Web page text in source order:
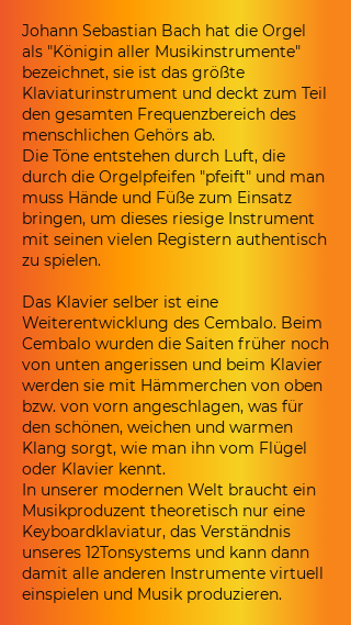
Johann Sebastian Bach hat die Orgel
als "Königin aller Musikinstrumente"
bezeichnet, sie ist das größte
Klaviaturinstrument und deckt zum Teil
den gesamten Frequenzbereich des
menschlichen Gehörs ab.
Die Töne entstehen durch Luft, die
durch die Orgelpfeifen "pfeift" und man
muss Hände und Füße zum Einsatz
bringen, um dieses riesige Instrument
mit seinen vielen Registern authentisch
zu spielen.
Das Klavier selber ist eine
Weiterentwicklung des Cembalo. Beim
Cembalo wurden die Saiten früher noch
von unten angerissen und beim Klavier
werden sie mit Hämmerchen von oben
bzw. von vorn angeschlagen, was für
den schönen, weichen und warmen
Klang sorgt, wie man ihn vom Flügel
oder Klavier kennt.
In unserer modernen Welt braucht ein
Musikproduzent theoretisch nur eine
Keyboardklaviatur, das Verständnis
unseres 12Tonsystems und kann dann
damit alle anderen Instrumente virtuell
einspielen und Musik produzieren.